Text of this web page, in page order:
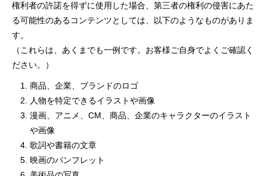
権利者の許諾を得ずに使用した場合、第三者の権利の侵害にあた
る可能性のあるコンテンツとしては、以下のようなものがありま
す。
（これらは、あくまでも一例です。お客様ご自身でよくご確認く
ださい。）
商品、企業、ブランドのロゴ
人物を特定できるイラストや画像
漫画、アニメ、CM、商品、企業のキャラクターのイラスト
や画像
歌詞や書籍の文章
映画のパンフレット